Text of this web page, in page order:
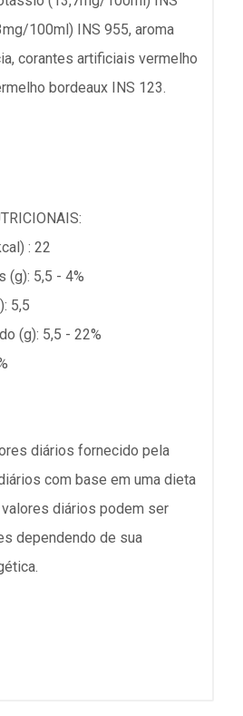
100ml) INS 955, aroma
corantes artificiais vermelho
bordeaux INS 123.
: 22
(g): 5,5 - 4%
5,5
(g): 5,5 - 22%
diários fornecido pela
com base em uma dieta
diários podem ser
dependendo de sua